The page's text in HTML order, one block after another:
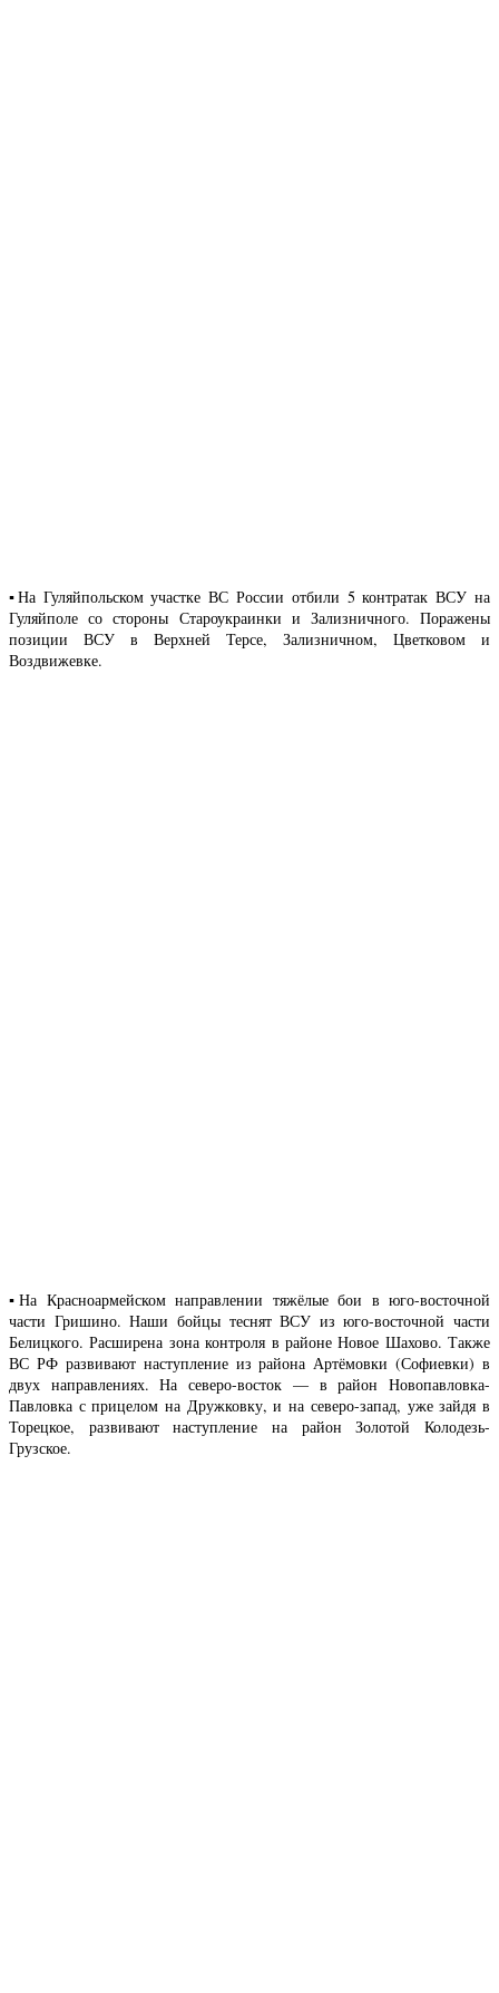
▪️На Гуляйпольском участке ВС России отбили 5 контратак ВСУ на
Гуляйполе со стороны Староукраинки и Зализничного. Поражены
позиции ВСУ в Верхней Терсе, Зализничном, Цветковом и
Воздвижевке.
▪️На Красноармейском направлении тяжёлые бои в юго-восточной
части Гришино. Наши бойцы теснят ВСУ из юго-восточной части
Белицкого. Расширена зона контроля в районе Новое Шахово. Также
ВС РФ развивают наступление из района Артёмовки (Софиевки) в
двух направлениях. На северо-восток — в район Новопавловка-
Павловка с прицелом на Дружковку, и на северо-запад, уже зайдя в
Торецкое, развивают наступление на район Золотой Колодезь-
Грузское.